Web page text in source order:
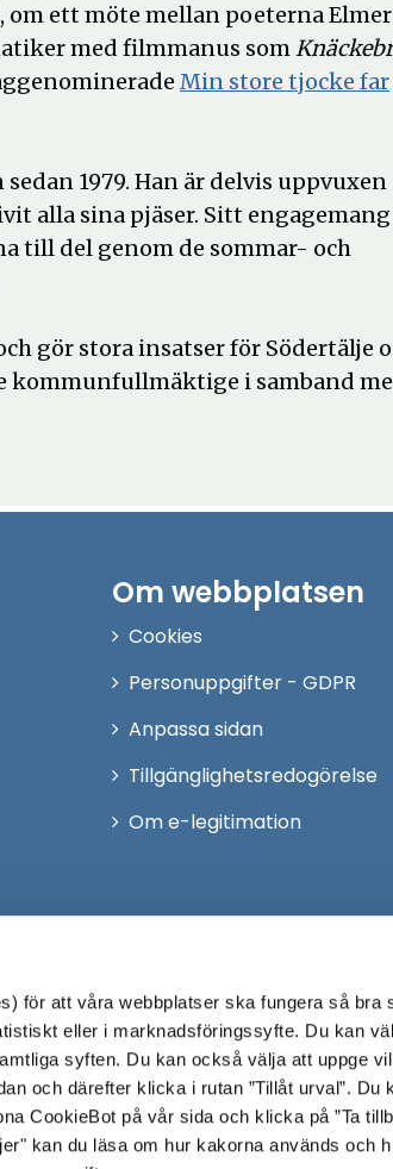
för att våra webbplatser ska fungera så bra
eller i marknadsföringssyfte. Du kan
syften. Du kan också välja att uppge
och därefter klicka i rutan ”Tillåt urval”. Du
CookieBot på vår sida och klicka på ”Ta
kan du läsa om hur kakorna används och
om ett möte mellan poeterna Elmer
med filmmanus som
Min store tjocke far
1979. Han är delvis uppvuxen
alla sina pjäser. Sitt
till del genom de sommar- och
gör stora insatser för Södertälje
kommunfullmäktige i samband
Om webbplatsen
Cookies
Personuppgifter - GDPR
Anpassa sidan
Tillgänglighetsredogörelse
Om e-legitimation